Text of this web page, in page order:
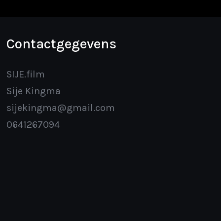
Contactgegevens
SIJE.film
Sije Kingma
sijekingma@gmail.com
0641267094